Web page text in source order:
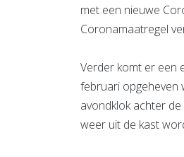
met een nieuwe
Coronamaatregel
Verder komt er een
februari opgeheven
avondklok achter
weer uit de kast